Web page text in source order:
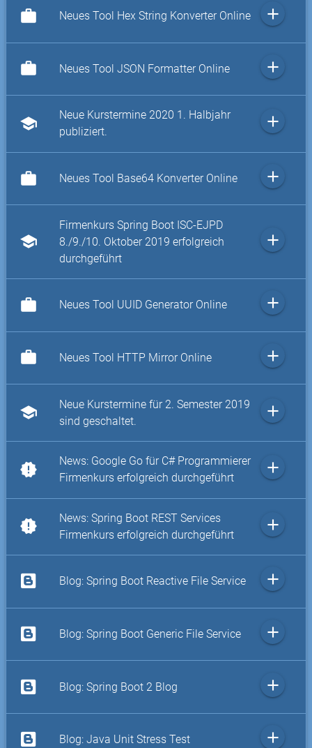
work Neues Tool Hex String Konverter Online add
work Neues Tool JSON Formatter Online add
school
Neue Kurstermine 2020 1. Halbjahr
publiziert.
add
work Neues Tool Base64 Konverter Online add
school
Firmenkurs Spring Boot ISC-EJPD
8./9./10. Oktober 2019 erfolgreich
durchgeführt
add
work Neues Tool UUID Generator Online add
work Neues Tool HTTP Mirror Online add
school
Neue Kurstermine für 2. Semester 2019
sind geschaltet.
add
new_releases
News: Google Go für C# Programmierer
Firmenkurs erfolgreich durchgeführt
add
new_releases
News: Spring Boot REST Services
Firmenkurs erfolgreich durchgeführt
add
Blog: Spring Boot Reactive File Service add
Blog: Spring Boot Generic File Service add
Blog: Spring Boot 2 Blog add
Blog: Java Unit Stress Test add